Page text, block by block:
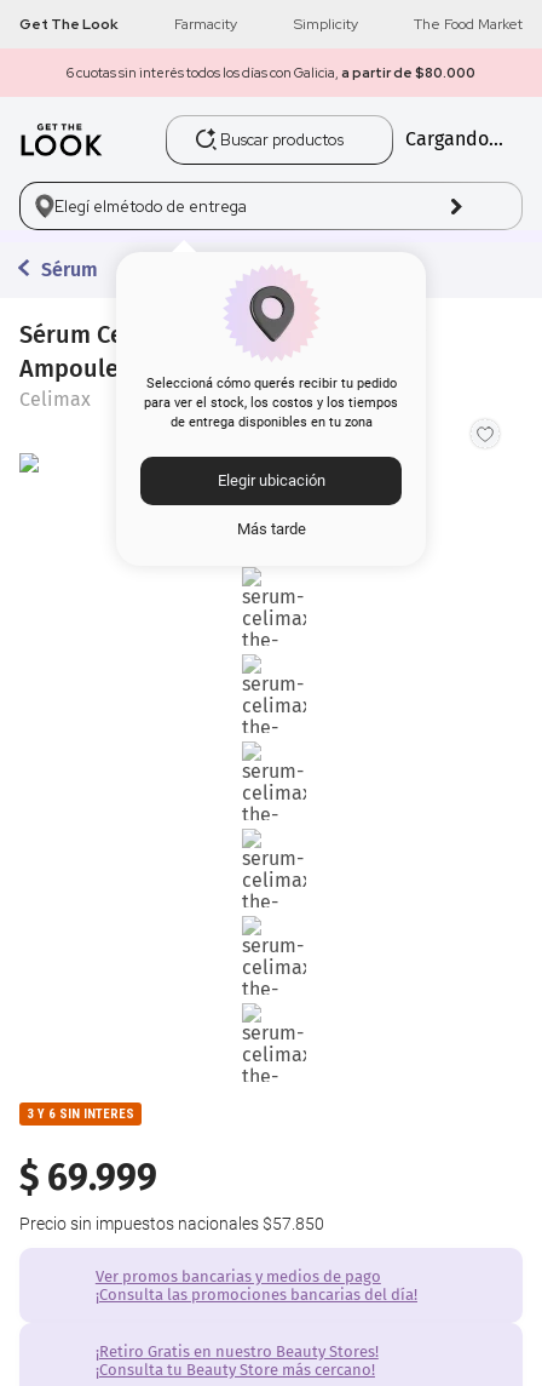
Get The Look Farmacity Simplicity The Food Market
6 cuotas sin interés todos los días con Galicia, a partir de $80.000
Buscar productos
Cargando...
Elegí elmétodo de entrega
Seleccioná cómo querés recibir tu pedido
para ver el stock, los costos y los tiempos
de entrega disponibles en tu zona
Elegir ubicación
Más tarde
Sérum
Sérum Celimax The Real Noni Energy
Ampoule x 50 ml
Celimax
3 Y 6 SIN INTERES
$ 69.999
Precio sin impuestos nacionales $57.850
Ver promos bancarias y medios de pago
¡Consulta las promociones bancarias del día!
¡Retiro Gratis en nuestro Beauty Stores!
¡Consulta tu Beauty Store más cercano!
1 get the look
2 máscara pestañas
3.
5. corrector